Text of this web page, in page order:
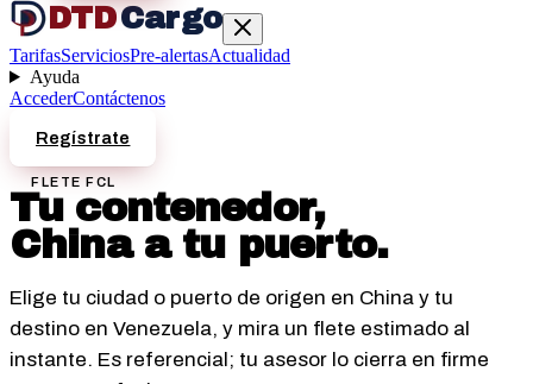
DTDCargo
TarifasServiciosPre-alertasActualidad
Ayuda
AccederContáctenos
Regístrate
FLETE FCL
Tu contenedor,
China a tu puerto.
Elige tu ciudad o puerto de origen en China y tu
destino en Venezuela, y mira un flete estimado al
instante. Es referencial; tu asesor lo cierra en firme